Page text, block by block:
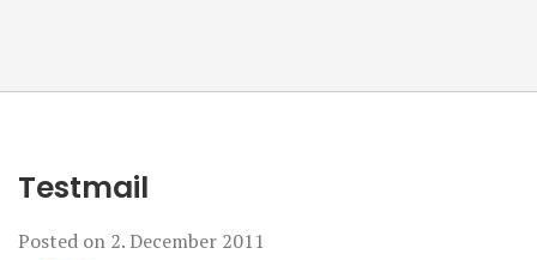
Testmail
Posted on 2. December 2011